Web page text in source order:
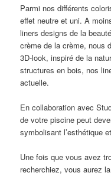
Parmi nos différents
effet neutre et uni. A
liners designs de la
crème de la crème, nous
3D-look, inspiré de la
structures en bois, nos
actuelle.
En collaboration avec
de votre piscine peut
symbolisant l’esthétique
Une fois que vous avez
recherchiez, vous aurez